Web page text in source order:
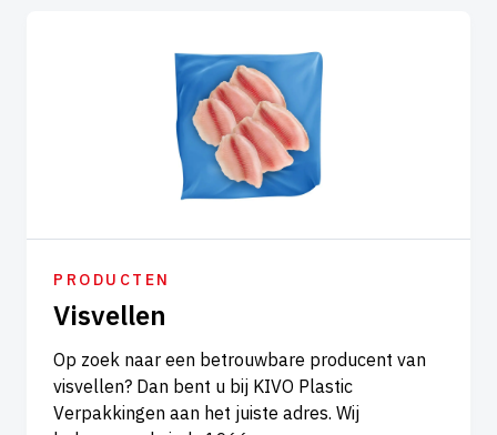
PRODUCTEN
Visvellen
Op zoek naar een betrouwbare producent van
visvellen? Dan bent u bij KIVO Plastic
Verpakkingen aan het juiste adres. Wij